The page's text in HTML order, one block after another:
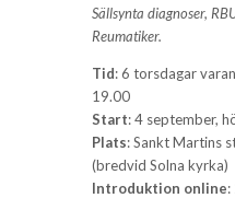
Sällsynta diagnoser,
Reumatiker.
Tid: 6 torsdagar
19.00
Start: 4 september,
Plats: Sankt Martins
(bredvid Solna kyrka)
Introduktion online: